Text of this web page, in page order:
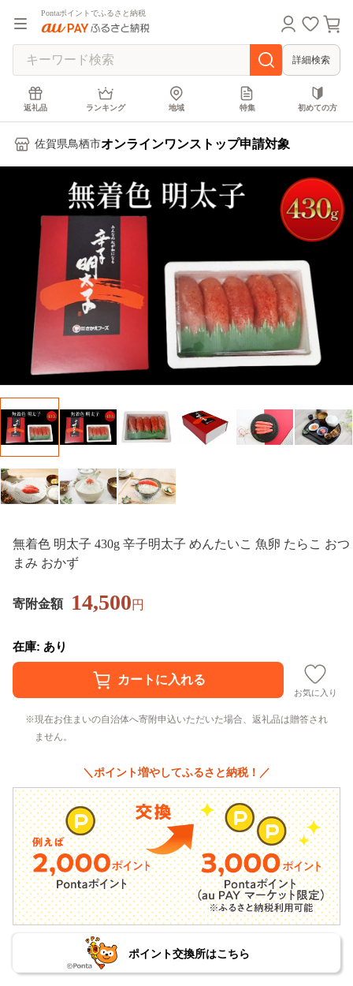
Pontaポイントでふるさと納税
詳細検索
返礼品 ランキング 地域 特集 初めての方
佐賀県鳥栖市オンラインワンストップ申請対象
無着色 明太子 430g 辛子明太子 めんたいこ 魚卵 たらこ おつ
まみ おかず
寄附金額 14,500円
在庫: あり
お気に入り
現在お住まいの自治体へ寄附申込いただいた場合、返礼品は贈答され
ません。
＼ポイント増やしてふるさと納税！／
ポイント交換所はこちら